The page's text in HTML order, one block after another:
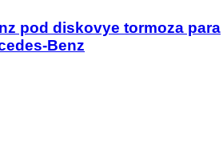
pod diskovye tormoza para
Benz